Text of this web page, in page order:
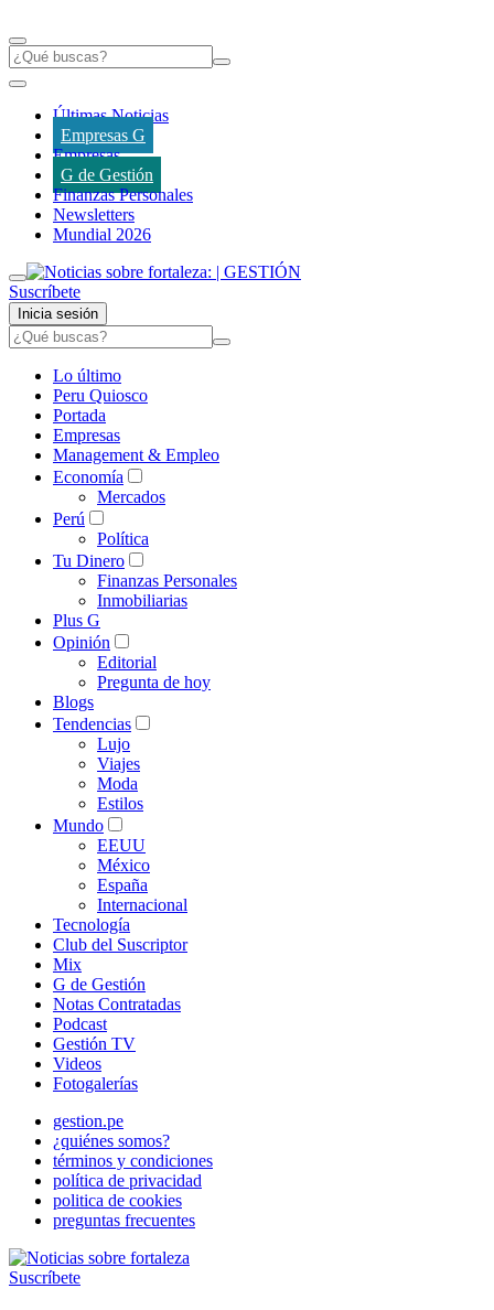
Últimas Noticias
Empresas G
Empresas
G de Gestión
Finanzas Personales
Newsletters
Mundial 2026
Suscríbete
Inicia sesión
Lo último
Peru Quiosco
Portada
Empresas
Management & Empleo
Economía
Mercados
Perú
Política
Tu Dinero
Finanzas Personales
Inmobiliarias
Plus G
Opinión
Editorial
Pregunta de hoy
Blogs
Tendencias
Lujo
Viajes
Moda
Estilos
Mundo
EEUU
México
España
Internacional
Tecnología
Club del Suscriptor
Mix
G de Gestión
Notas Contratadas
Podcast
Gestión TV
Videos
Fotogalerías
gestion.pe
¿quiénes somos?
términos y condiciones
política de privacidad
politica de cookies
preguntas frecuentes
Suscríbete